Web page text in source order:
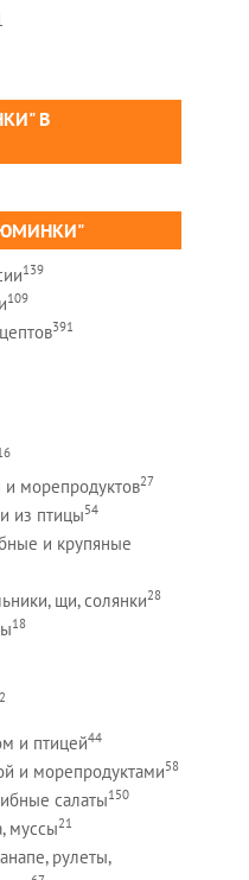
В
139
109
391
морепродуктов27
из птицы54
и крупяные
щи, солянки28
18
и птицей44
и морепродуктами58
салаты150
муссы21
рулеты,